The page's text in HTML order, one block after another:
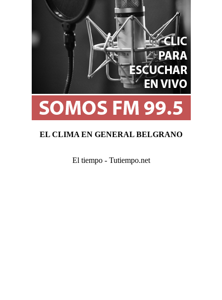
EL CLIMA EN GENERAL BELGRANO
El tiempo - Tutiempo.net